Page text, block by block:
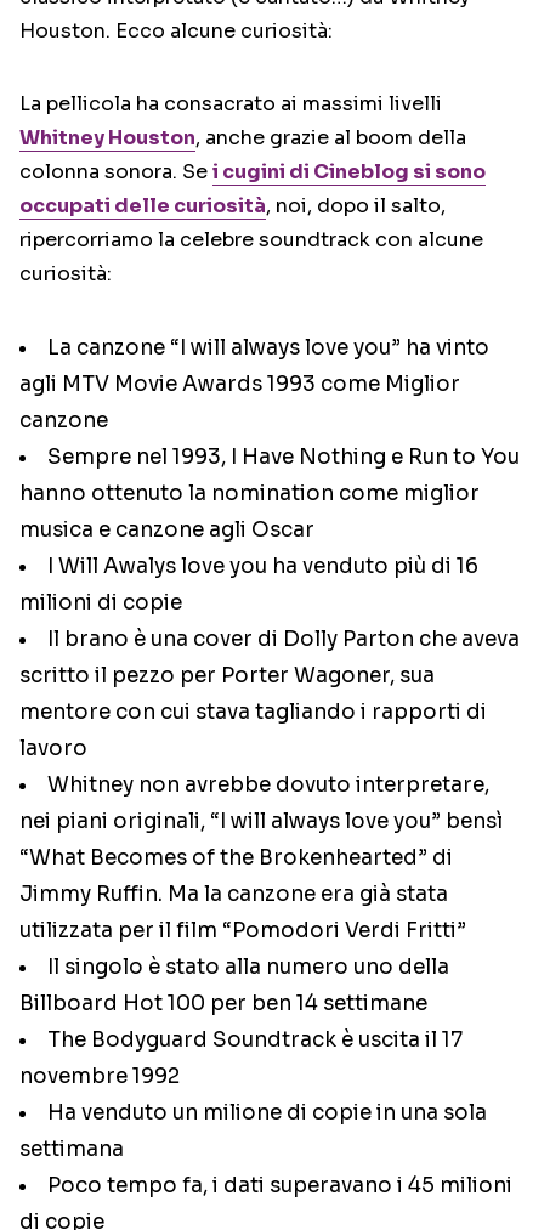
Houston. Ecco alcune curiosità:
La pellicola ha consacrato ai massimi livelli
Whitney Houston, anche grazie al boom della
colonna sonora. Sei cugini di Cineblog si sono
occupati delle curiosità, noi, dopo il salto,
ripercorriamo la celebre soundtrack con alcune
curiosità:
La canzone “I will always love you” ha vinto
agli MTV Movie Awards 1993 come Miglior
canzone
Sempre nel 1993, I Have Nothing e Run to You
hanno ottenuto la nomination come miglior
musica e canzone agli Oscar
I Will Awalys love you ha venduto più di 16
milioni di copie
Il brano è una cover di Dolly Parton che aveva
scritto il pezzo per Porter Wagoner, sua
mentore con cui stava tagliando i rapporti di
lavoro
Whitney non avrebbe dovuto interpretare,
nei piani originali, “I will always love you” bensì
“What Becomes of the Brokenhearted” di
Jimmy Ruffin. Ma la canzone era già stata
utilizzata per il film “Pomodori Verdi Fritti”
Il singolo è stato alla numero uno della
Billboard Hot 100 per ben 14 settimane
The Bodyguard Soundtrack è uscita il 17
novembre 1992
Ha venduto un milione di copie in una sola
settimana
Poco tempo fa, i dati superavano i 45 milioni
di copie